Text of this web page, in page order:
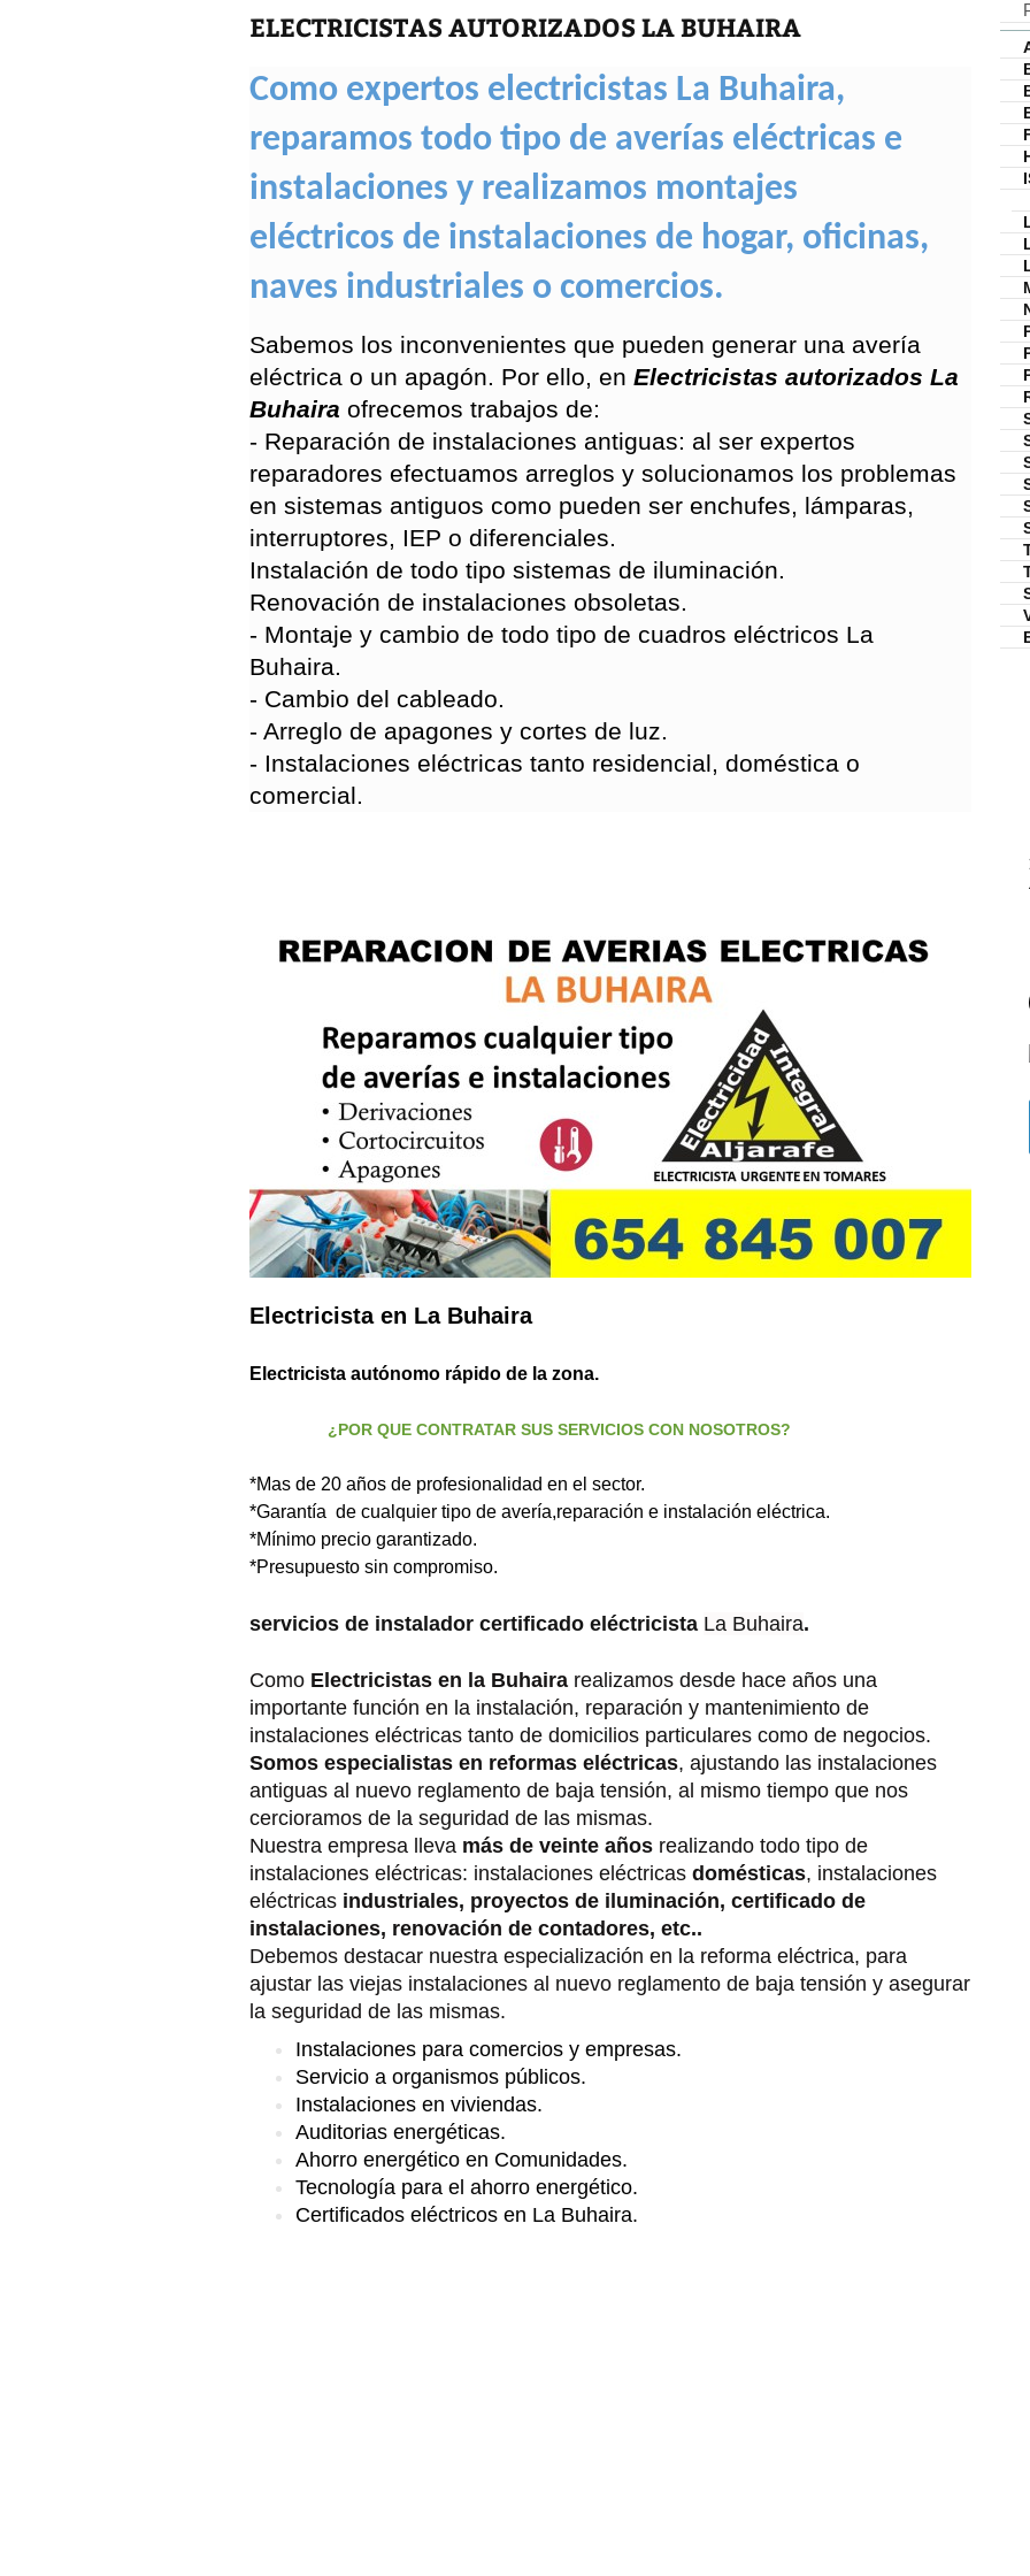
ELECTRICISTAS AUTORIZADOS LA BUHAIRA
Como expertos electricistas La Buhaira,
reparamos todo tipo de averías eléctricas e
instalaciones y realizamos montajes
eléctricos de instalaciones de hogar, oficinas,
naves industriales o comercios.
Sabemos los inconvenientes que pueden generar una avería
eléctrica o un apagón. Por ello, en Electricistas autorizados La
Buhaira ofrecemos trabajos de:
- Reparación de instalaciones antiguas: al ser expertos
reparadores efectuamos arreglos y solucionamos los problemas
en sistemas antiguos como pueden ser enchufes, lámparas,
interruptores, IEP o diferenciales.
Instalación de todo tipo sistemas de iluminación.
Renovación de instalaciones obsoletas.
- Montaje y cambio de todo tipo de cuadros eléctricos La
Buhaira.
- Cambio del cableado.
- Arreglo de apagones y cortes de luz.
- Instalaciones eléctricas tanto residencial, doméstica o
comercial.
Electricista en La Buhaira
Electricista autónomo rápido de la zona.
¿POR QUE CONTRATAR SUS SERVICIOS CON NOSOTROS?
*Mas de 20 años de profesionalidad en el sector.
*Garantía de cualquier tipo de avería,reparación e instalación eléctrica.
*Mínimo precio garantizado.
*Presupuesto sin compromiso.
servicios de instalador certificado eléctricista La Buhaira.
Como Electricistas en la Buhaira realizamos desde hace años una
importante función en la instalación, reparación y mantenimiento de
instalaciones eléctricas tanto de domicilios particulares como de negocios.
Somos especialistas en reformas eléctricas, ajustando las instalaciones
antiguas al nuevo reglamento de baja tensión, al mismo tiempo que nos
cercioramos de la seguridad de las mismas.
Nuestra empresa lleva más de veinte años realizando todo tipo de
instalaciones eléctricas: instalaciones eléctricas domésticas, instalaciones
eléctricas industriales, proyectos de iluminación, certificado de
instalaciones, renovación de contadores, etc..
Debemos destacar nuestra especialización en la reforma eléctrica, para
ajustar las viejas instalaciones al nuevo reglamento de baja tensión y asegurar
la seguridad de las mismas.
Instalaciones para comercios y empresas.
Servicio a organismos públicos.
Instalaciones en viviendas.
Auditorias energéticas.
Ahorro energético en Comunidades.
Tecnología para el ahorro energético.
Certificados eléctricos en La Buhaira.